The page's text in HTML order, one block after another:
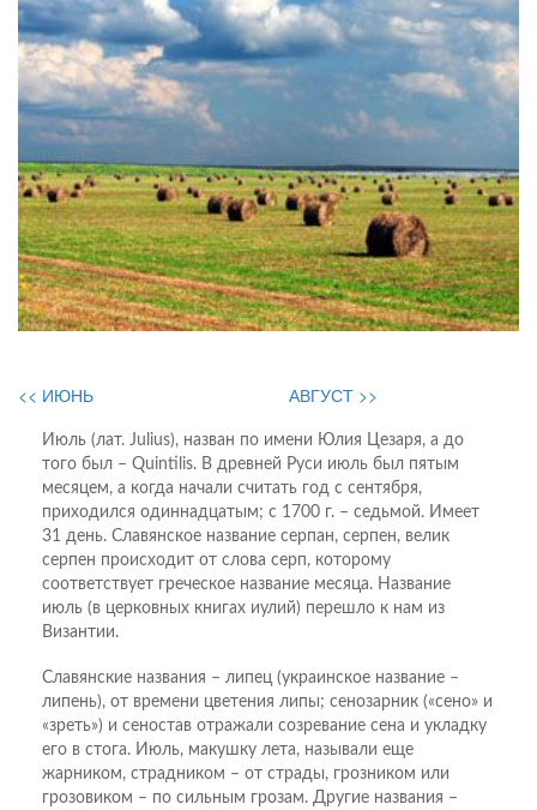
<< ИЮНЬ АВГУСТ >>
Июль (лат. Julius), назван по имени Юлия Цезаря, а до
того был – Quintilis. В древней Руси июль был пятым
месяцем, а когда начали считать год с сентября,
приходился одиннадцатым; с 1700 г. – седьмой. Имеет
31 день. Славянское название серпан, серпен, велик
серпен происходит от слова серп, которому
соответствует греческое название месяца. Название
июль (в церковных книгах иулий) перешло к нам из
Византии.
Славянские названия – липец (украинское название –
липень), от времени цветения липы; сенозарник («сено» и
«зреть») и сеностав отражали созревание сена и укладку
его в стога. Июль, макушку лета, называли еще
жарником, страдником – от страды, грозником или
грозовиком – по сильным грозам. Другие названия –